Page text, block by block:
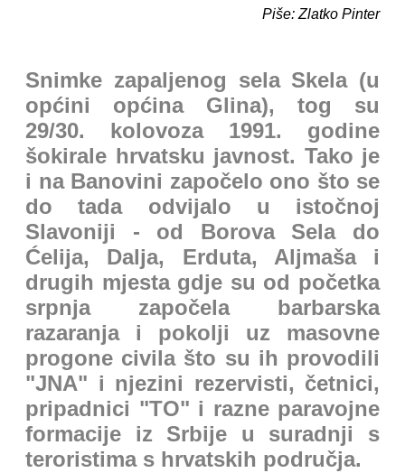
Piše: Zlatko Pinter
Snimke zapaljenog sela Skela (u
općini općina Glina), tog su
29/30. kolovoza 1991. godine
šokirale hrvatsku javnost. Tako je
i na Banovini započelo ono što se
do tada odvijalo u istočnoj
Slavoniji - od Borova Sela do
Ćelija, Dalja, Erduta, Aljmaša i
drugih mjesta gdje su od početka
srpnja započela barbarska
razaranja i pokolji uz masovne
progone civila što su ih provodili
"JNA" i njezini rezervisti, četnici,
pripadnici "TO" i razne paravojne
formacije iz Srbije u suradnji s
teroristima s hrvatskih područja.